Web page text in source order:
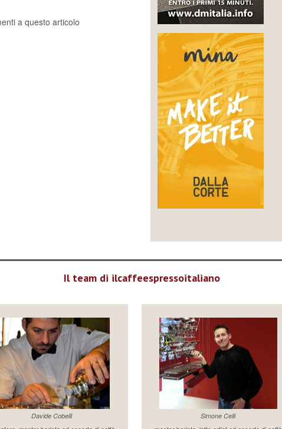
a questo articolo
Il team di ilcaffeespressoitaliano
Davide Cobelli Simone Celli